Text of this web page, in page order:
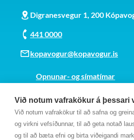
Við notum vafrakökur á þessari
Við notum vafrakökur til að safna og
og virkni vefsíðunnar, til að geta notað
og til að bæta efni og birta viðeigandi
Digranesvegur 1, 200
441 0000
kopavogur@kopavogur.is
Opnunar- og símatímar
Kt. 700169-3759
Fundarmannagátt